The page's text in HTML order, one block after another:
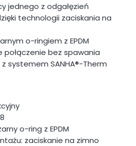
jednego z odgałęzień
technologii zaciskania na
o-ringiem z EPDM
połączenie bez spawania
systemem SANHA®-Therm
o-ring z EPDM
zaciskanie na zimno